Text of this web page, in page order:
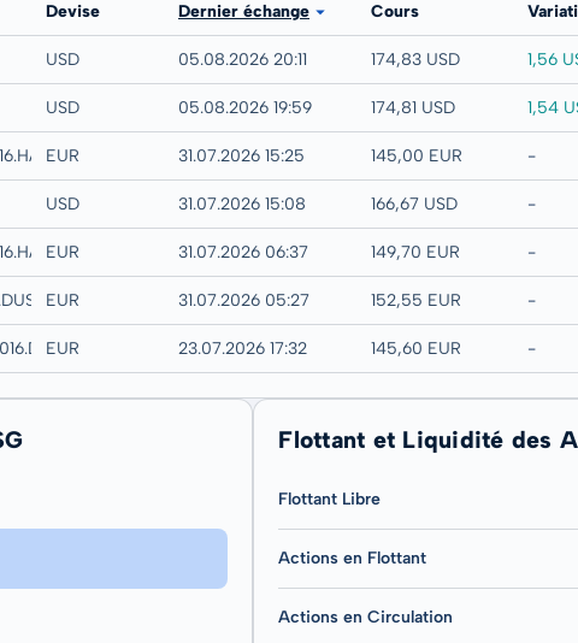
Devise Dernier échange Cours
USD 05.08.2026 20:11 174,83 USD 1,56
USD 05.08.2026 19:59 174,81 USD 1,54
EUR 31.07.2026 15:25 145,00 EUR -
USD 31.07.2026 15:08 166,67 USD -
EUR 31.07.2026 06:37 149,70 EUR -
EUR 31.07.2026 05:27 152,55 EUR -
EUR 23.07.2026 17:32 145,60 EUR -
Flottant et Liquidité des
Flottant Libre
Actions en Flottant
Actions en Circulation